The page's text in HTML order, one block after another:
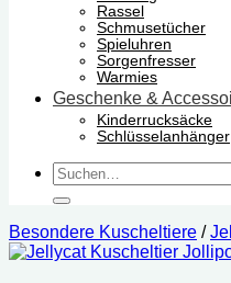
Rassel
Schmusetücher
Spieluhren
Sorgenfresser
Warmies
Geschenke &
Kinderrucksäcke
Schlüsselanhänger
Suchen
nach:
Besondere Kuscheltiere /